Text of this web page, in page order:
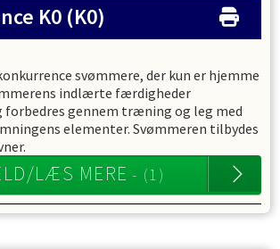
K0 (K0)
svømmere, der kun er hjemme
indlærte færdigheder
forbedres gennem træning og leg med
elementer. Svømmeren tilbydes
LÆS MERE - (1)